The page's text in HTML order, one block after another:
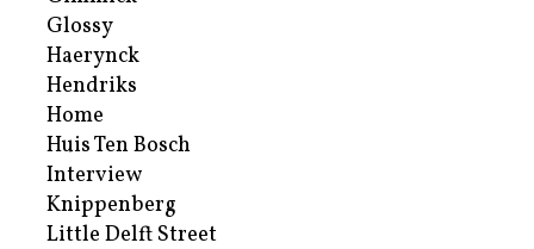
Glossy
Haerynck
Hendriks
Home
Huis Ten Bosch
Interview
Knippenberg
Little Delft Street